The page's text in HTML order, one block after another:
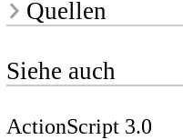
Quellen
Siehe auch
ActionScript 3.0